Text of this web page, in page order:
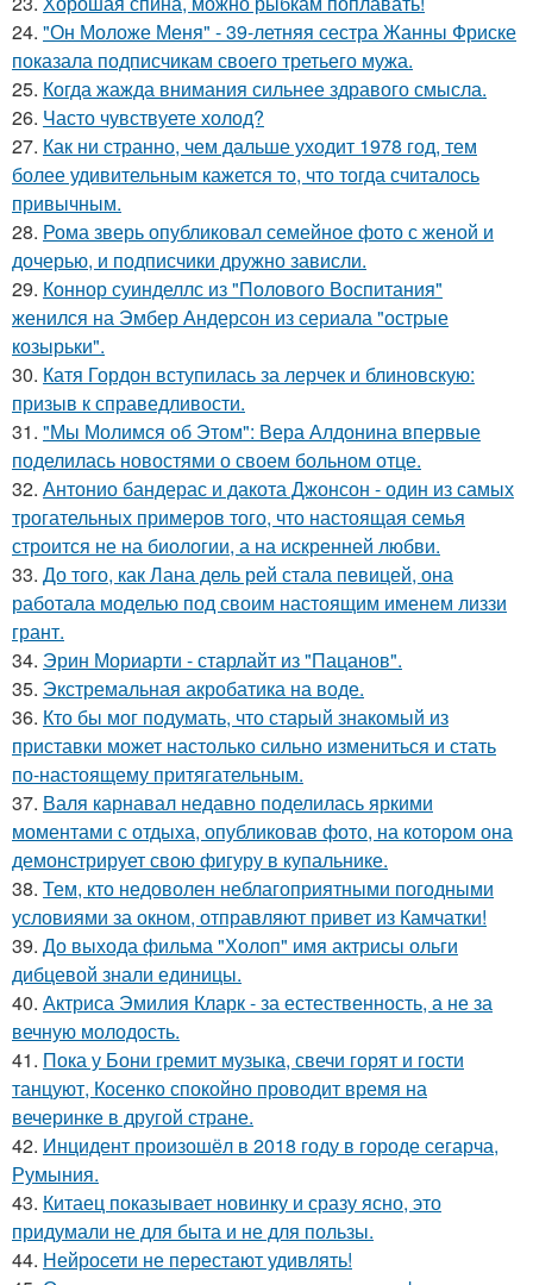
24. "Он Моложе Меня" - 39-летняя сестра Жанны Фриске
показала подписчикам своего третьего мужа.
25. Когда жажда внимания сильнее здравого смысла.
26. Часто чувствуете холод?
27. Как ни странно, чем дальше уходит 1978 год, тем
более удивительным кажется то, что тогда считалось
привычным.
28. Рома зверь опубликовал семейное фото с женой и
дочерью, и подписчики дружно зависли.
29. Коннор суинделлс из "Полового Воспитания"
женился на Эмбер Андерсон из сериала "острые
козырьки".
30. Катя Гордон вступилась за лерчек и блиновскую:
призыв к справедливости.
31. "Мы Молимся об Этом": Вера Алдонина впервые
поделилась новостями о своем больном отце.
32. Антонио бандерас и дакота Джонсон - один из самых
трогательных примеров того, что настоящая семья
строится не на биологии, а на искренней любви.
33. До того, как Лана дель рей стала певицей, она
работала моделью под своим настоящим именем лиззи
грант.
34. Эрин Мориарти - старлайт из "Пацанов".
35. Экстремальная акробатика на воде.
36. Кто бы мог подумать, что старый знакомый из
приставки может настолько сильно измениться и стать
по-настоящему притягательным.
37. Валя карнавал недавно поделилась яркими
моментами с отдыха, опубликовав фото, на котором она
демонстрирует свою фигуру в купальнике.
38. Тем, кто недоволен неблагоприятными погодными
условиями за окном, отправляют привет из Камчатки!
39. До выхода фильма "Холоп" имя актрисы ольги
дибцевой знали единицы.
40. Актриса Эмилия Кларк - за естественность, а не за
вечную молодость.
41. Пока у Бони гремит музыка, свечи горят и гости
танцуют, Косенко спокойно проводит время на
вечеринке в другой стране.
42. Инцидент произошёл в 2018 году в городе сегарча,
Румыния.
43. Китаец показывает новинку и сразу ясно, это
придумали не для быта и не для пользы.
44. Нейросети не перестают удивлять!